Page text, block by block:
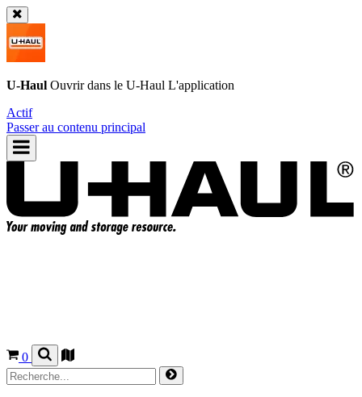
U-Haul Ouvrir dans le U-Haul L'application
Actif
Passer au contenu principal
0